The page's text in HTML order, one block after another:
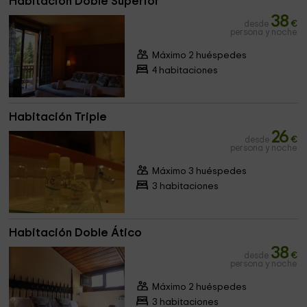
desde 38 €
persona y noche
Máximo 2 huéspedes
4 habitaciones
Habitación Triple
desde 26 €
persona y noche
Máximo 3 huéspedes
3 habitaciones
Habitación Doble Ático
desde 38 €
persona y noche
Máximo 2 huéspedes
3 habitaciones